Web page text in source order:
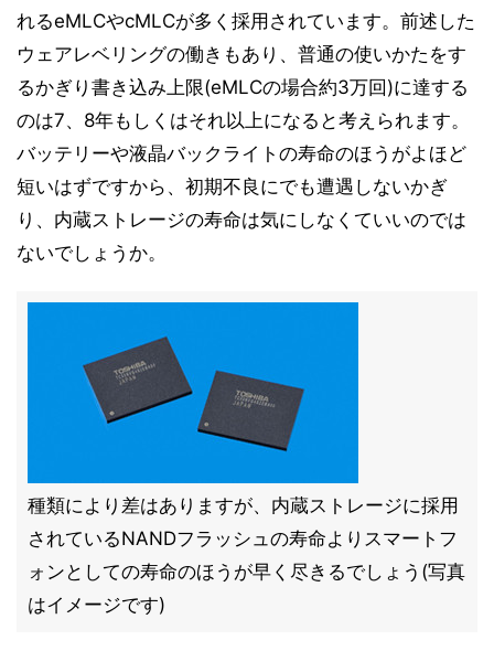
れるeMLCやcMLCが多く採用されています。前述した
ウェアレベリングの働きもあり、普通の使いかたをす
るかぎり書き込み上限(eMLCの場合約3万回)に達する
のは7、8年もしくはそれ以上になると考えられます。
バッテリーや液晶バックライトの寿命のほうがよほど
短いはずですから、初期不良にでも遭遇しないかぎ
り、内蔵ストレージの寿命は気にしなくていいのでは
ないでしょうか。
種類により差はありますが、内蔵ストレージに採用
されているNANDフラッシュの寿命よりスマートフ
ォンとしての寿命のほうが早く尽きるでしょう(写真
はイメージです)